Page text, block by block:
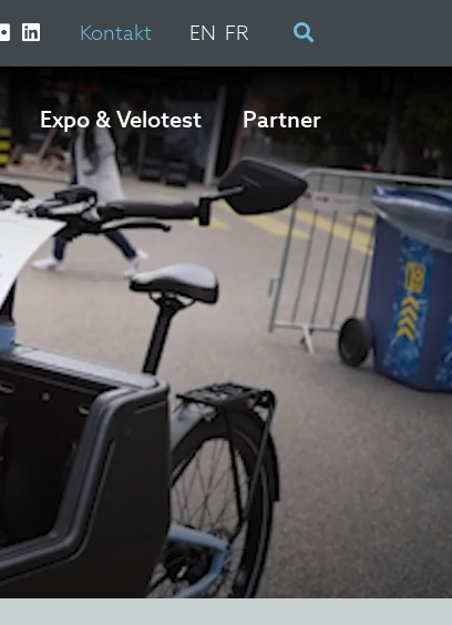
Kontakt EN FR
Expo & Velotest Partner